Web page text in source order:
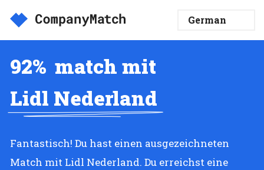
92% match mit
Lidl Nederland
Fantastisch! Du hast einen ausgezeichneten
Match mit Lidl Nederland. Du erreichst eine